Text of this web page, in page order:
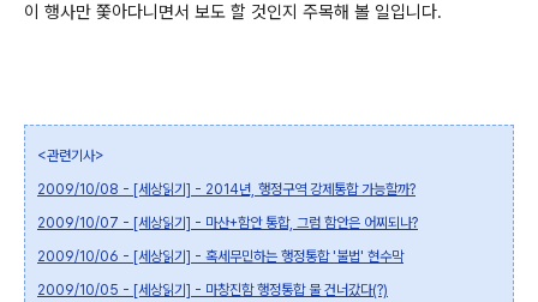
이 행사만 쫓아다니면서 보도 할 것인지 주목해 볼 일입니다.
<관련기사>
2009/10/08 - [세상읽기] - 2014년, 행정구역 강제통합 가능할까?
2009/10/07 - [세상읽기] - 마산+함안 통합, 그럼 함안은 어찌되나?
2009/10/06 - [세상읽기] - 혹세무민하는 행정통합 '불법' 현수막
2009/10/05 - [세상읽기] - 마창진함 행정통합 물 건너갔다(?)